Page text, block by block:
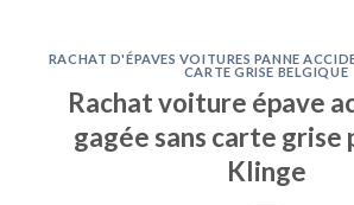
RACHAT D'ÉPAVES VOITURES PANNE
CARTE GRISE BELGIQUE
Rachat voiture épave
gagée sans carte grise
Klinge